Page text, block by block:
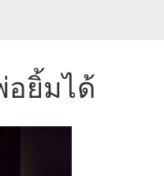
ยิ้มได้